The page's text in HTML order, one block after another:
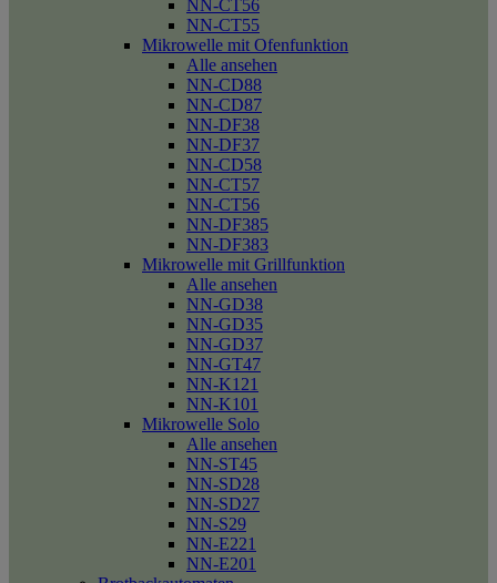
NN-CT56
NN-CT55
Mikrowelle mit Ofenfunktion
Alle ansehen
NN-CD88
NN-CD87
NN-DF38
NN-DF37
NN-CD58
NN-CT57
NN-CT56
NN-DF385
NN-DF383
Mikrowelle mit Grillfunktion
Alle ansehen
NN-GD38
NN-GD35
NN-GD37
NN-GT47
NN-K121
NN-K101
Mikrowelle Solo
Alle ansehen
NN-ST45
NN-SD28
NN-SD27
NN-S29
NN-E221
NN-E201